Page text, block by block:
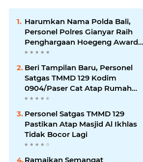
Harumkan Nama Polda Bali,
Personel Polres Gianyar Raih
Penghargaan Hoegeng Awards
2026
Beri Tampilan Baru, Personel
Satgas TMMD 129 Kodim
0904/Paser Cat Atap Rumah
Marbot
Personel Satgas TMMD 129
Pastikan Atap Masjid Al Ikhlas
Tidak Bocor Lagi
Ramaikan Semangat